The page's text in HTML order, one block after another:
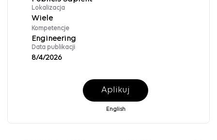
Lokalizacja
Wiele
Kompetencje
Engineering
Data publikacji
8/4/2026
Aplikuj
English